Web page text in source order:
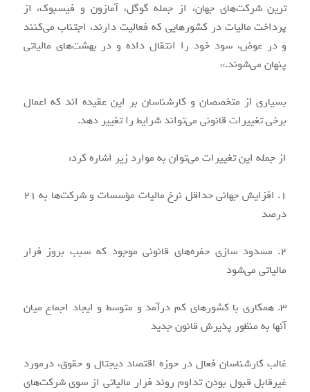
ترین شرکت‌های جهان، از جمله گوگل، آمازون و فیسبوک، از
پرداخت مالیات در کشورهایی که فعالیت دارند، اجتناب می‌کنند
و در عوض، سود خود را انتقال داده و در بهشت‌های مالیاتی
پنهان می‌شوند.»
بسیاری از متخصصان و کارشناسان بر این عقیده اند که اعمال
برخی تغییرات قانونی می‌تواند شرایط را تغییر دهد.
از جمله این تغییرات می‌توان به موارد زیر اشاره کرد:
۱. افزایش جهانی حداقل نرخ مالیات مؤسسات و شرکت‌ها به ۲۱
درصد
۲. مسدود سازی حفره‌های قانونی موجود که سبب بروز فرار
مالیاتی می‌شود
۳. همکاری با کشورهای کم درآمد و متوسط و ایجاد اجماع میان
آنها به منظور پذیرش قانون جدید
غالب کارشناسان فعال در حوزه اقتصاد دیجتال و حقوق، درمورد
غیرقابل قبول بودن تداوم روند فرار مالیاتی از سوی شرکت‌های